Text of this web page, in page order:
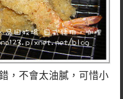
，不會太油膩，可惜小